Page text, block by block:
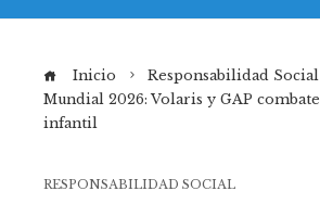
Inicio
Responsabilidad Social
Mundial 2026: Volaris y GAP
infantil
RESPONSABILIDAD SOCIAL